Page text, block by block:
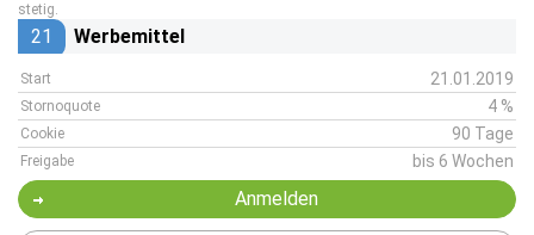
stetig.
21 Werbemittel
Start 21.01.2019
Stornoquote 4 %
Cookie 90 Tage
Freigabe bis 6 Wochen
Anmelden